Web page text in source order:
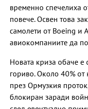
временно спечелиха
повече. Освен това
самолети от Boeing и
авиокомпаниите да
Новата криза обаче е
гориво. Около 40%
през Ормузкия
блокиран заради